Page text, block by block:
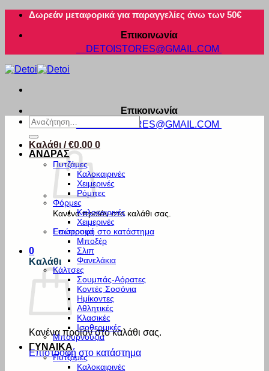
Μετάβαση
περιεχόμενο
Δωρεάν μεταφορικά για παραγγελίες άνω των 50€
Επικοινωνία
DETOISTORES@GMAIL.COM
Επικοινωνία
DETOISTORES@GMAIL.COM
Καλάθι /€0.00 0
Κανένα προϊόν στο καλάθι σας.
Επιστροφή στο κατάστημα
0
Καλάθι
Κανένα προϊόν στο καλάθι σας.
Επιστροφή στο κατάστημα
Αναζήτηση
για:
ΑΝΔΡΑΣ
Πυτζάμες
Καλοκαιρινές
Χειμερινές
Ρόμπες
Φόρμες
Καλοκαιρινές
Χειμερινές
Εσώρουχα
Μποξέρ
Σλιπ
Φανελάκια
Κάλτσες
Σουμπάς-Αόρατες
Κοντές Σοσόνια
Ημίκοντες
Αθλητικές
Κλασικές
Ισοθερμικές
Μπουρνούζια
ΓΥΝΑΙΚΑ
Πυτζάμες
Καλοκαιρινές